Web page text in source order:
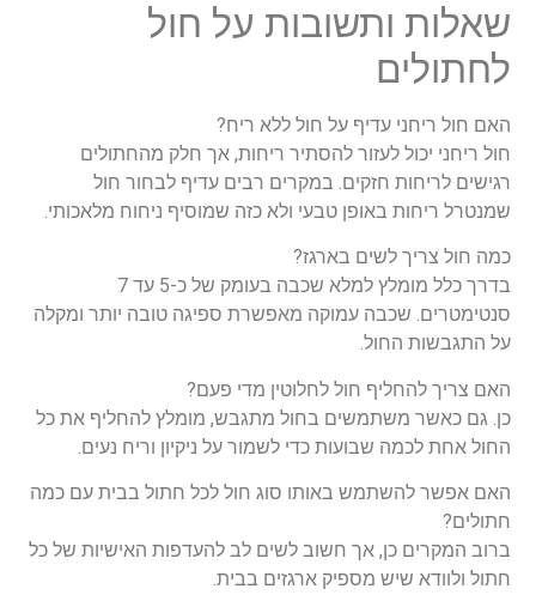
שאלות ותשובות על חול
לחתולים
האם חול ריחני עדיף על חול ללא ריח?
חול ריחני יכול לעזור להסתיר ריחות, אך חלק מהחתולים
רגישים לריחות חזקים. במקרים רבים עדיף לבחור חול
שמנטרל ריחות באופן טבעי ולא כזה שמוסיף ניחוח מלאכותי.
כמה חול צריך לשים בארגז?
בדרך כלל מומלץ למלא שכבה בעומק של כ-5 עד
סנטימטרים. שכבה עמוקה מאפשרת ספיגה טובה יותר ומקלה
על התגבשות החול.
האם צריך להחליף חול לחלוטין מדי פעם?
כן. גם כאשר משתמשים בחול מתגבש, מומלץ להחליף את כל
החול אחת לכמה שבועות כדי לשמור על ניקיון וריח נעים.
האם אפשר להשתמש באותו סוג חול לכל חתול בבית עם כמה
חתולים?
ברוב המקרים כן, אך חשוב לשים לב להעדפות האישיות של כל
חתול ולוודא שיש מספיק ארגזים בבית.